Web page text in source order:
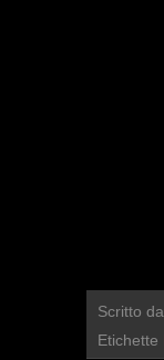
Scritto da
Etichette